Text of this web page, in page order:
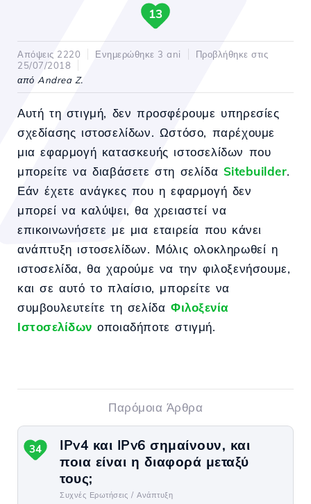
13
Απόψεις 2220 Ενημερώθηκε 3 ani
Προβλήθηκε στις
25/07/2018
από Andrea Z.
Αυτή τη στιγμή, δεν προσφέρουμε υπηρεσίες
σχεδίασης ιστοσελίδων. Ωστόσο, παρέχουμε
μια εφαρμογή κατασκευής ιστοσελίδων που
μπορείτε να διαβάσετε στη σελίδα Sitebuilder.
Εάν έχετε ανάγκες που η εφαρμογή δεν
μπορεί να καλύψει, θα χρειαστεί να
επικοινωνήσετε με μια εταιρεία που κάνει
ανάπτυξη ιστοσελίδων. Μόλις ολοκληρωθεί η
ιστοσελίδα, θα χαρούμε να την φιλοξενήσουμε,
και σε αυτό το πλαίσιο, μπορείτε να
συμβουλευτείτε τη σελίδα Φιλοξενία
Ιστοσελίδων οποιαδήποτε στιγμή.
Παρόμοια Άρθρα
IPv4 και IPv6 σημαίνουν, και
ποια είναι η διαφορά μεταξύ
τους;
Συχνές Ερωτήσεις / Ανάπτυξη
34